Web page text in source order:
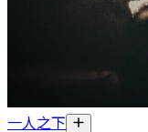
一人之下